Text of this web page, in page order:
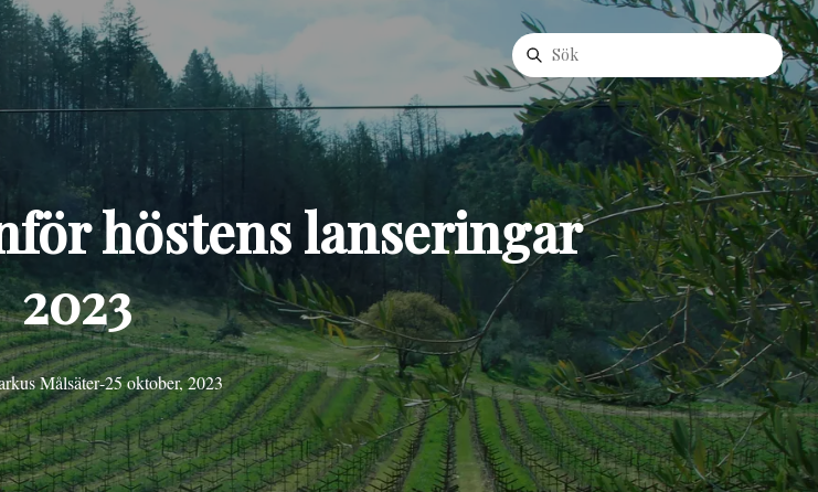
höstens lanseringar
2023
Målsäter-25 oktober, 2023